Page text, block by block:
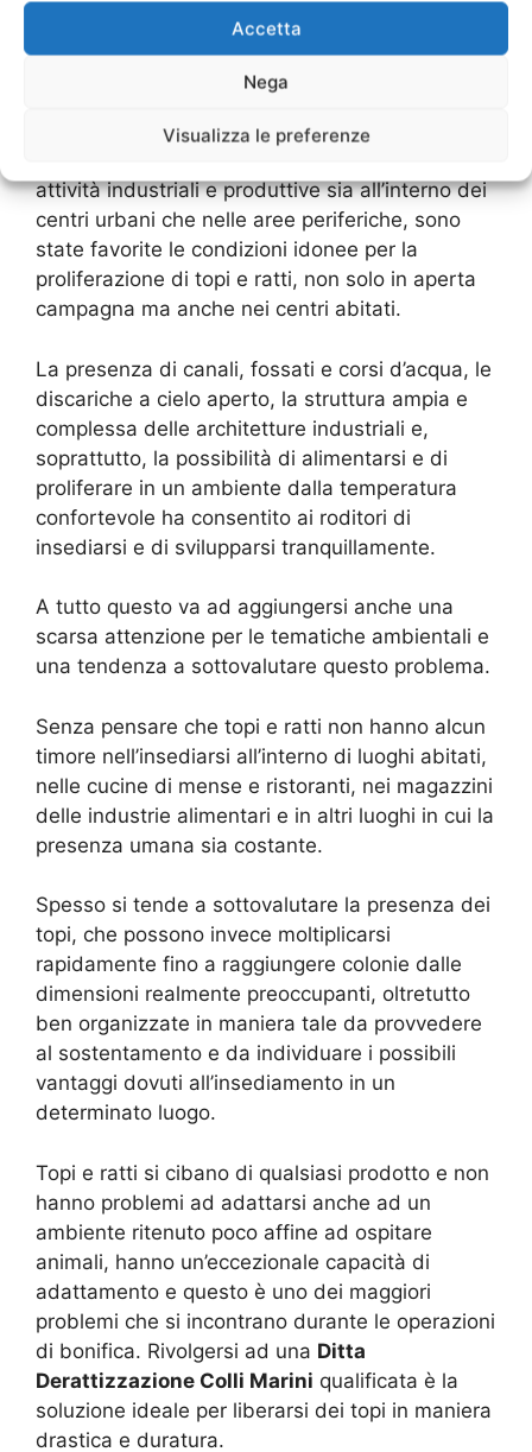
Accetta
Nega
Visualizza le preferenze
Derattizzazione Colli
professionale
attività industriali e produttive sia all’interno dei
centri urbani che nelle aree periferiche, sono
state favorite le condizioni idonee per la
proliferazione di topi e ratti, non solo in aperta
campagna ma anche nei centri abitati.
La presenza di canali, fossati e corsi d’acqua, le
discariche a cielo aperto, la struttura ampia e
complessa delle architetture industriali e,
soprattutto, la possibilità di alimentarsi e di
proliferare in un ambiente dalla temperatura
confortevole ha consentito ai roditori di
insediarsi e di svilupparsi tranquillamente.
A tutto questo va ad aggiungersi anche una
scarsa attenzione per le tematiche ambientali e
una tendenza a sottovalutare questo problema.
Senza pensare che topi e ratti non hanno alcun
timore nell’insediarsi all’interno di luoghi abitati,
nelle cucine di mense e ristoranti, nei magazzini
delle industrie alimentari e in altri luoghi in cui la
presenza umana sia costante.
Spesso si tende a sottovalutare la presenza dei
topi, che possono invece moltiplicarsi
rapidamente fino a raggiungere colonie dalle
dimensioni realmente preoccupanti, oltretutto
ben organizzate in maniera tale da provvedere
al sostentamento e da individuare i possibili
vantaggi dovuti all’insediamento in un
determinato luogo.
Topi e ratti si cibano di qualsiasi prodotto e non
hanno problemi ad adattarsi anche ad un
ambiente ritenuto poco affine ad ospitare
animali, hanno un’eccezionale capacità di
adattamento e questo è uno dei maggiori
problemi che si incontrano durante le operazioni
di bonifica. Rivolgersi ad una Ditta
Derattizzazione Colli Marini qualificata è la
soluzione ideale per liberarsi dei topi in maniera
drastica e duratura.